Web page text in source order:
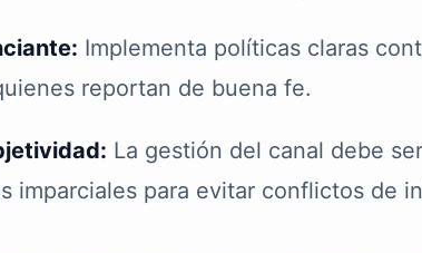
Implementa políticas claras
reportan de buena fe.
La gestión del canal debe
imparciales para evitar conflictos de